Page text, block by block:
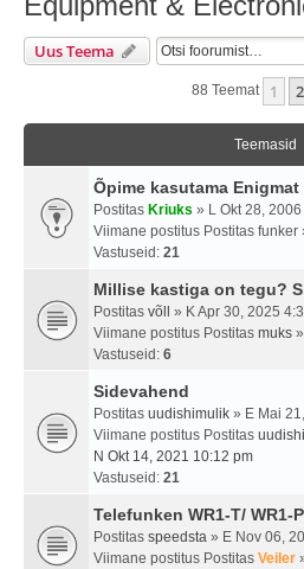
Uus Teema
88 Teemat 1 2
Teemasid
Õpime kasutama Enigmat
Postitas Kriuks » L Okt 28,
Viimane postitus Postitas funker
Vastuseid: 21
Millise kastiga on tegu?
Postitas võll
» K Apr 30, 2025
Viimane postitus Postitas muks »
Vastuseid: 6
Sidevahend
Postitas uudishimulik » E Mai
Viimane postitus Postitas
N Okt 14, 2021 10:12 pm
Vastuseid: 21
Telefunken WR1-T/ WR1-P
Postitas speedsta » E Nov 06,
Viimane postitus Postitas Veiler